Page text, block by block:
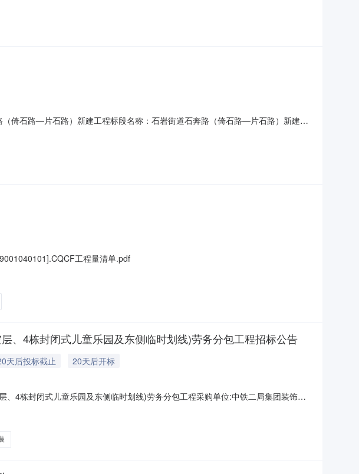
09-07至2026-11-06预计项目概况：项目位于石岩街道三祝里社区，西起建工二
倚石路—片石路）新建工程标段名称：石岩街道石奔路（倚石路—片石路）新建工
至2026-11-06预计项目概况：项目位于石岩街道三祝里社区，南起现状倚石路，
工程量清单.pdf
、4栋封闭式儿童乐园及东侧临时划线)劳务分包工程招标公告
天后投标截止
20天后开标
4栋封闭式儿童乐园及东侧临时划线)劳务分包工程采购单位:中铁二局集团装饰装
告.pdf1劳务招标公告.docx